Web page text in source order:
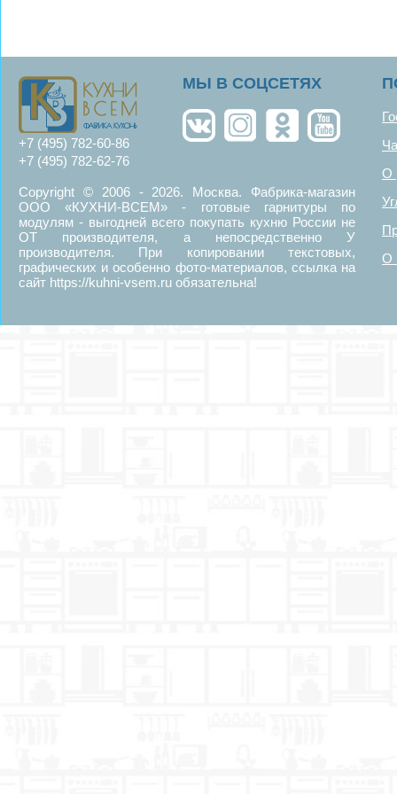
+7 (495) 782-60-86
+7 (495) 782-62-76
MЫ В СОЦСЕТЯХ
Copyright © 2006 - 2026. Москва. Фабрика-магазин
ООО «КУХНИ-ВСЕМ» - готовые гарнитуры по
модулям - выгодней всего покупать кухню России не
ОТ производителя, а непосредственно У
производителя. При копировании текстовых,
графических и особенно фото-материалов, ссылка на
сайт https://kuhni-vsem.ru обязательна!
О
О